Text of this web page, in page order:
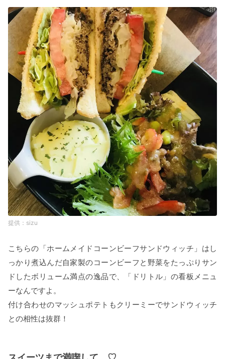
sizu
こちらの「ホームメイドコーンビーフサンドウィッチ」はし
っかり煮込んだ自家製のコーンビーフと野菜をたっぷりサン
ドしたボリューム満点の逸品で、「ドリトル」の看板メニュ
ーなんですよ。
付け合わせのマッシュポテトもクリーミーでサンドウィッチ
との相性は抜群！